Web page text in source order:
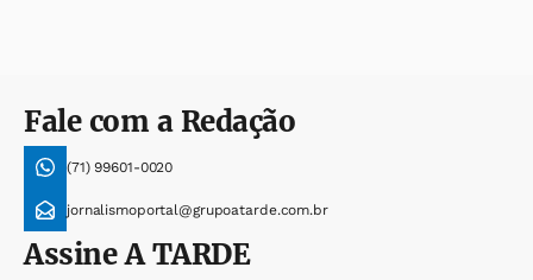
Fale com a Redação
(71) 99601-0020
jornalismoportal@grupoatarde.com.br
AssineA TARDE